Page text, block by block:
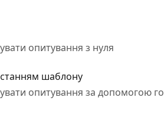
опитування з нуля
шаблону
опитування за допомогою